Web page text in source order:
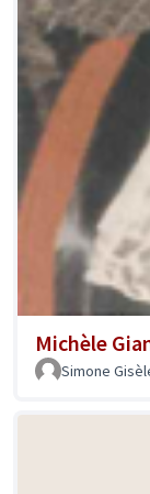
Michèle
Simone